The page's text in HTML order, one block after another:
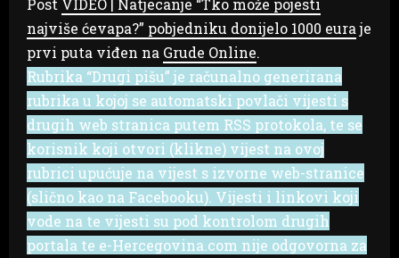
najviše ćevapa?” pobjedniku donijelo 1000 euraje
prvi puta viđen na Grude Online.
Rubrika “Drugi pišu” je računalno generirana
rubrika u kojoj se automatski povlači vijesti s
drugih web stranica putem RSS protokola, te se
korisnik koji otvori (klikne) vijest na ovoj
rubrici upućuje na vijest s izvorne web-stranice
(slično kao na Facebooku). Vijesti i linkovi koji
vode na te vijesti su pod kontrolom drugih
portala te e-Hercegovina.com nije odgovorna za